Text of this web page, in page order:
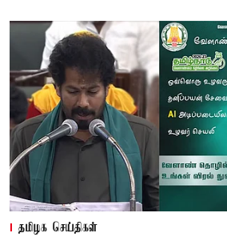
தமிழக செய்திகள்